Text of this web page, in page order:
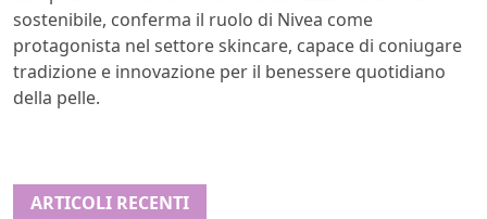
sostenibile, conferma il ruolo di Nivea come
protagonista nel settore skincare, capace di coniugare
tradizione e innovazione per il benessere quotidiano
della pelle.
ARTICOLI RECENTI